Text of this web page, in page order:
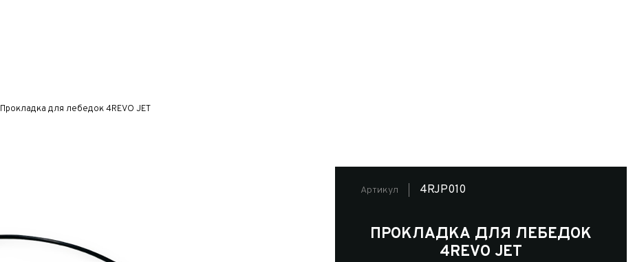
Прокладка для лебедок 4REVO JET
Артикул 4RJP010
ПРОКЛАДКА ДЛЯ ЛЕБЕДОК
4REVO JET